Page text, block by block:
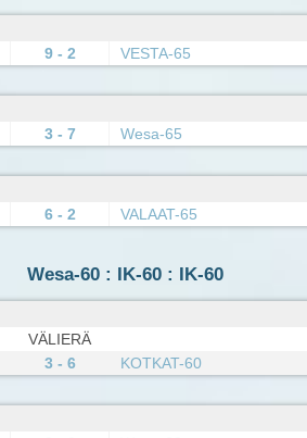
9 - 2 VESTA-65
3 - 7 Wesa-65
6 - 2 VALAAT-65
Wesa-60 : IK-60 : IK-60
VÄLIERÄ
3 - 6 KOTKAT-60